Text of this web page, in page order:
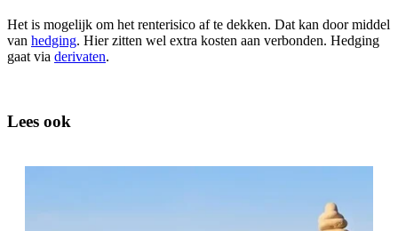
Het is mogelijk om het renterisico af te dekken. Dat kan door middel
van hedging. Hier zitten wel extra kosten aan verbonden. Hedging
gaat via derivaten.
Lees ook